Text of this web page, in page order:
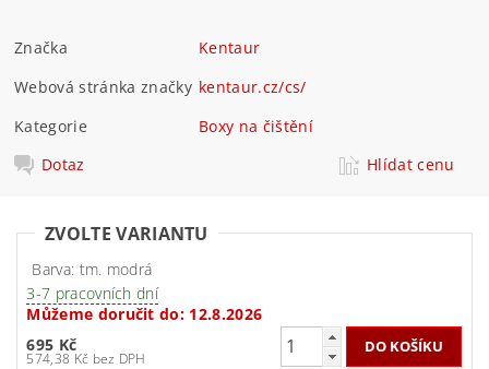
Značka
Kentaur
Webová stránka značky kentaur.cz/cs/
Kategorie
Boxy na čištění
Dotaz
Hlídat cenu
ZVOLTE VARIANTU
Barva: tm. modrá
3-7 pracovních dní
Můžeme doručit do: 12.8.2026
695 Kč
574,38 Kč bez DPH